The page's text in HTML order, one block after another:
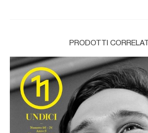
PRODOTTI CORRELATI